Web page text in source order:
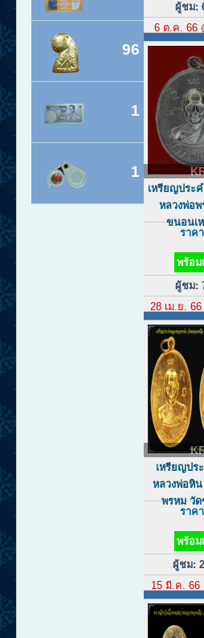
96
1
1
ผู้ชม:
6 ต.ค. 66
เหรียญประ
หลวงพ่อ
ขนอนเ
ราค
พร้อม
ผู้ชม:
28 เม.ย.
เหรียญปร
หลวงพ่อหิน
พรหม วั
ราค
พร้อม
ผู้ชม:
15 มี.ค. 66